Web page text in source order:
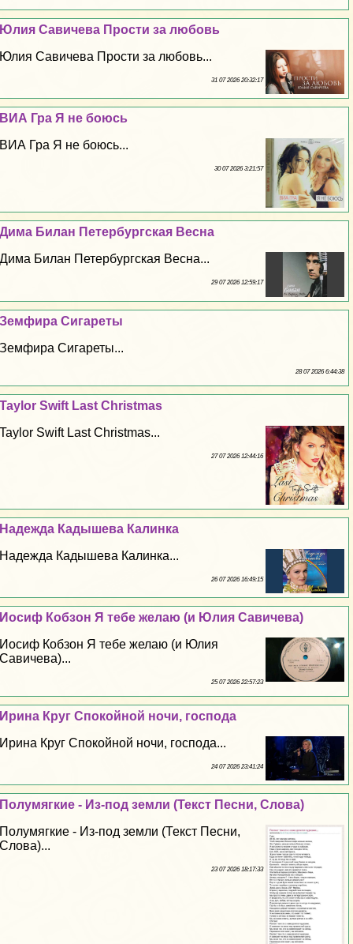
Юлия Савичева Прости за любовь
Юлия Савичева Прости за любовь...
31 07 2026 20:32:17
ВИА Гра Я не боюсь
ВИА Гра Я не боюсь...
30 07 2026 3:21:57
Дима Билан Петербургская Весна
Дима Билан Петербургская Весна...
29 07 2026 12:59:17
Земфира Сигареты
Земфира Сигареты...
28 07 2026 6:44:38
Taylor Swift Last Christmas
Taylor Swift Last Christmas...
27 07 2026 12:44:16
Надежда Кадышева Калинка
Надежда Кадышева Калинка...
26 07 2026 16:49:15
Иосиф Кобзон Я тебе желаю (и Юлия Савичева)
Иосиф Кобзон Я тебе желаю (и Юлия
Савичева)...
25 07 2026 22:57:23
Ирина Круг Спокойной ночи, господа
Ирина Круг Спокойной ночи, господа...
24 07 2026 23:41:24
Полумягкие - Из-под земли (Текст Песни, Слова)
Полумягкие - Из-под земли (Текст Песни,
Слова)...
23 07 2026 18:17:33